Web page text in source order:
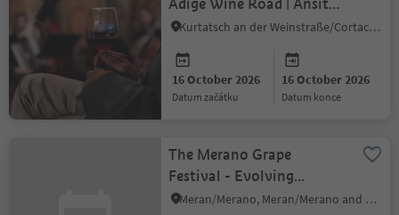
Adige Wine Road | Ansitz
Freienfeld
Kurtatsch an der Weinstraße/Cortaccia sulla Strada del Vino, Alto Adige Wine Road
16 October 2026
datum začátku
16 October 2026
datum konce
The Merano Grape
Festival - Evolving
tradition
Meran/Merano, Meran/Merano and environs